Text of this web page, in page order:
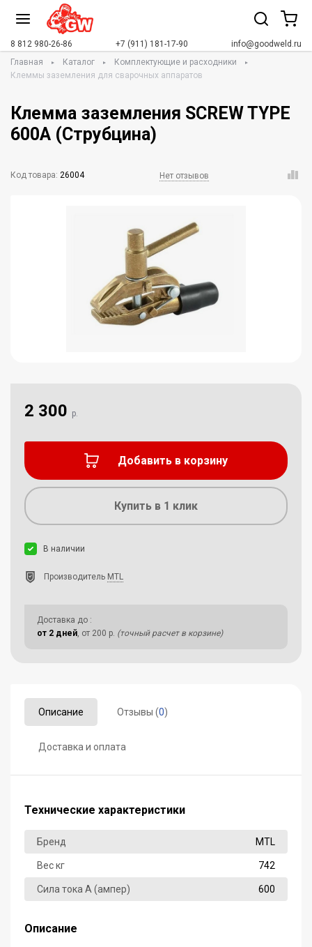
8 812 980-26-86 +7 (911) 181-17-90
info@goodweld.ru
Главная
Каталог
Комплектующие и расходники
Клеммы заземления для сварочных аппаратов
Клемма заземления SCREW TYPE
600А (Струбцина)
Код товара: 26004 Нет отзывов
Описание Отзывы (0)
Доставка и оплата
Технические характеристики
Бренд MTL
Вес кг 742
Сила тока А (ампер) 600
Описание
2 300 р.
Добавить в корзину
Купить в 1 клик
В наличии
Производитель MTL
Доставка до :
от 2 дней, от 200 р. (точный расчет в корзине)